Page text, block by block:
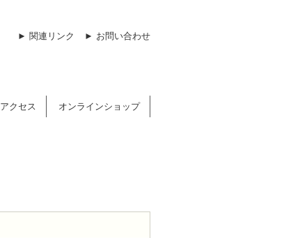
► 関連リンク ► お問い合わせ
アクセス オンラインショップ